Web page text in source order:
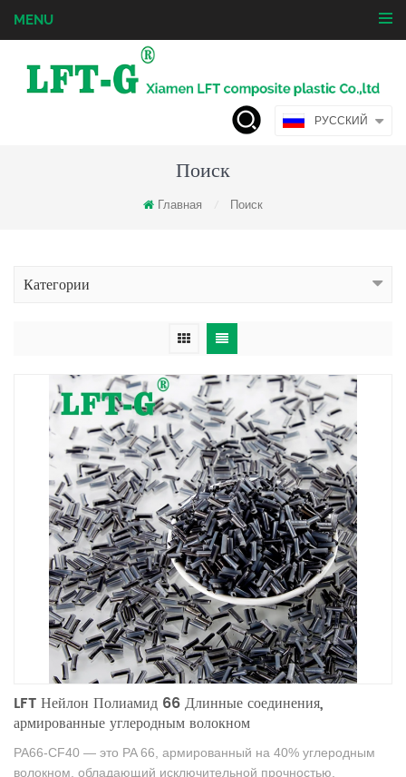
MENU
РУССКИЙ
Поиск
Главная Поиск
Категории
LFT Нейлон Полиамид 66 Длинные соединения,
армированные углеродным волокном
PA66-CF40 — это PA 66, армированный на 40% углеродным
волокном, обладающий исключительной прочностью,